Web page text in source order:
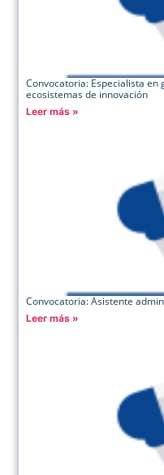
Convocatoria: Especialista
ecosistemas de innovación
Leer más »
Convocatoria: Asistente
Leer más »